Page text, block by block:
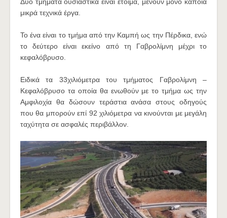
Δύο τμήματα ουσιαστικά είναι έτοιμα, μένουν μόνο κάποια
μικρά τεχνικά έργα.
Το ένα είναι το τμήμα από την Καμπή ως την Πέρδικα, ενώ
το δεύτερο είναι εκείνο από τη Γαβρολίμνη μέχρι το
κεφαλόβρυσο.
Ειδικά τα 33χιλιόμετρα του τμήματος Γαβρολίμνη –
Κεφαλόβρυσο τα οποία θα ενωθούν με το τμήμα ως την
Αμφιλοχία θα δώσουν τεράστια ανάσα στους οδηγούς
που θα μπορούν επί 92 χιλιόμετρα να κινούνται με μεγάλη
ταχύτητα σε ασφαλές περιβάλλον.